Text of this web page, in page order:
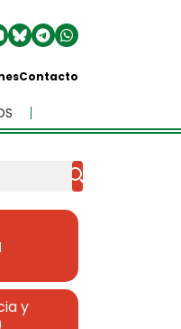
Contacto
y